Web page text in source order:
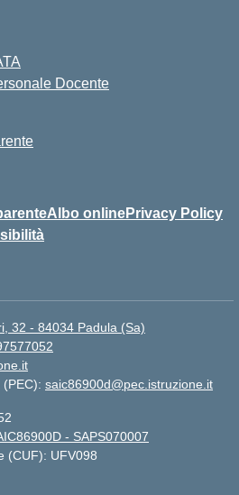
Docente
Albo onlinePrivacy Policy
32 - 84034 Padula (Sa)
saic86900d@pec.istruzione.it
- SAPS070007
(CUF): UFV098